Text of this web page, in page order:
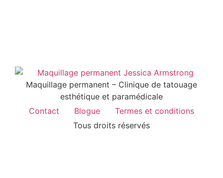
Maquillage permanent – Clinique de tatouage
esthétique et paramédicale
Contact
Blogue
Termes et conditions
Tous droits réservés